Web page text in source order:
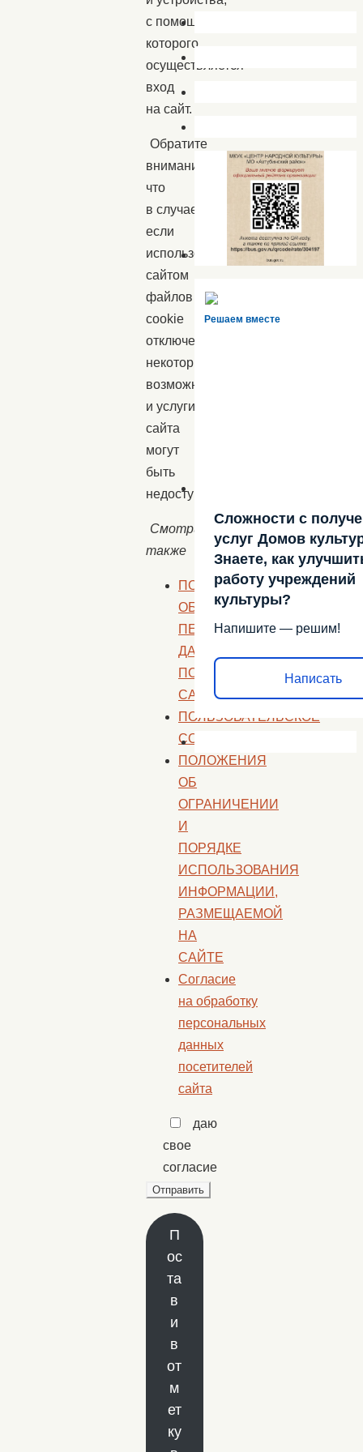
с помощью
которого
осуществляется
вход
на сайт.
Обратите
внимание,
что
в случае,
если
использование
сайтом
файлов
cookie
отключено,
некоторые
возможности
и услуги
сайта
могут
быть
недоступны.
Смотрите
также
ПОЛИТИКА
ОБРАБОТКИ
ПЕРСОНАЛЬНЫХ
ДАННЫХ
ПОЛЬЗОВАТЕЛЕЙ
САЙТА
ПОЛЬЗОВАТЕЛЬСКОЕ
СОГЛАШЕНИЕ
ПОЛОЖЕНИЯ
ОБ
ОГРАНИЧЕНИИ
И
ПОРЯДКЕ
ИСПОЛЬЗОВАНИЯ
ИНФОРМАЦИИ,
РАЗМЕЩАЕМОЙ
НА
САЙТЕ
Согласие
на обработку
персональных
данных
посетителей
сайта
даю
свое
согласие
П
ос
та
в
и
в
от
м
ет
ку
Решаем вместе
Сложности с
услуг Домов
Знаете, как
работу учреждений
культуры?
Напишите — решим!
Написать